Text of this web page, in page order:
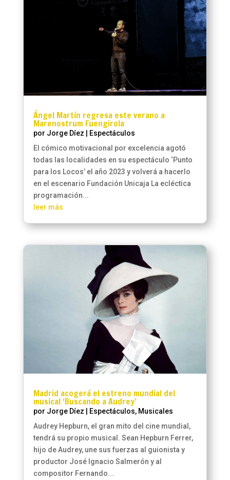
Ángel Martín regresa este verano a
Marenostrum Fuengirola
por Jorge Díez
Espectáculos
El cómico motivacional por excelencia agotó
todas las localidades en su espectáculo ‘Punto
para los Locos’ el año 2023 y volverá a hacerlo
en el escenario Fundación Unicaja La ecléctica
programación...
leer más
Madrid acogerá el estreno mundial del
musical ‘Buscando a Audrey’
por Jorge Díez Espectáculos, Musicales
Audrey Hepburn, el gran mito del cine mundial,
tendrá su propio musical. Sean Hepburn Ferrer,
hijo de Audrey, une sus fuerzas al guionista y
productor José Ignacio Salmerón y al
compositor Fernando...